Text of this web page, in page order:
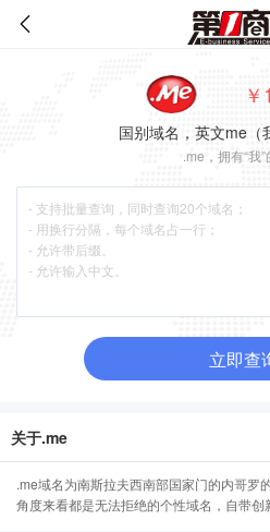
国别域名，英文me（
.me，拥有“我
立即查
关于.me
.me域名为南斯拉夫西南部国家门的内哥罗
角度来看都是无法拒绝的个性域名，自带创